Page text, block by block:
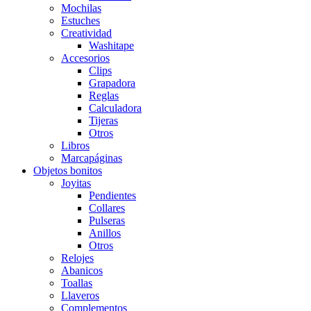
Mochilas
Estuches
Creatividad
Washitape
Accesorios
Clips
Grapadora
Reglas
Calculadora
Tijeras
Otros
Libros
Marcapáginas
Objetos bonitos
Joyitas
Pendientes
Collares
Pulseras
Anillos
Otros
Relojes
Abanicos
Toallas
Llaveros
Complementos